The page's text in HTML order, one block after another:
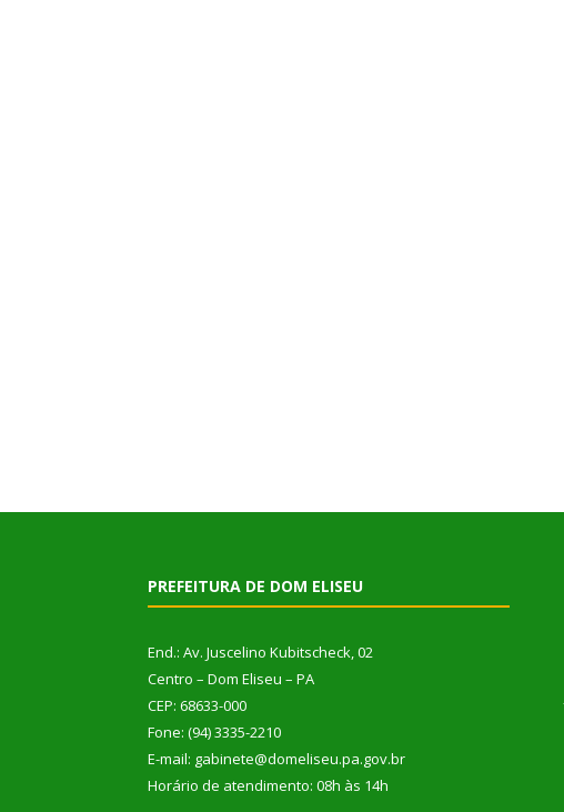
PREFEITURA DE DOM ELISEU
End.: Av. Juscelino Kubitscheck, 02
Centro – Dom Eliseu – PA
CEP: 68633-000
Fone: (94) 3335-2210
E-mail: gabinete@domeliseu.pa.gov.br
Horário de atendimento: 08h às 14h